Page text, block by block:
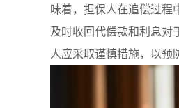
味着，担保人在追偿过程
及时收回代偿款和利息对
人应采取谨慎措施，以预